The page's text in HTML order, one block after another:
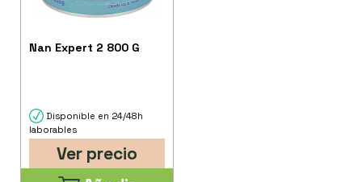
Nan Expert 2 800 G
Disponible en 24/48h
laborables
Ver precio